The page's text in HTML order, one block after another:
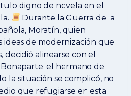
digno de novela en el
Durante la Guerra de la
Moratín, quien
ideas de modernización que
decidió alinearse con el
el hermano de
la situación se complicó, no
que refugiarse en esta